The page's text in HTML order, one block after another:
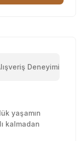
Deneyimi
yaşamın
kalmadan